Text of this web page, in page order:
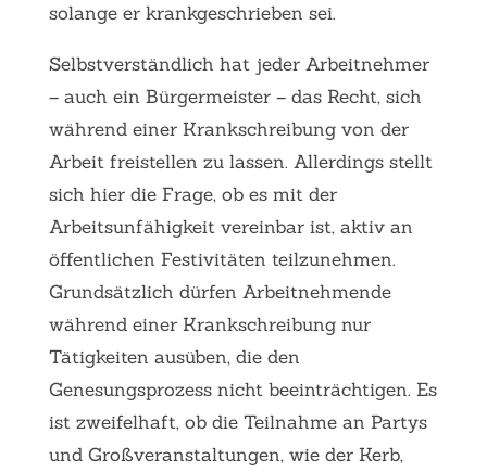
solange er krankgeschrieben sei.
Selbstverständlich hat jeder Arbeitnehmer
– auch ein Bürgermeister – das Recht, sich
während einer Krankschreibung von der
Arbeit freistellen zu lassen. Allerdings stellt
sich hier die Frage, ob es mit der
Arbeitsunfähigkeit vereinbar ist, aktiv an
öffentlichen Festivitäten teilzunehmen.
Grundsätzlich dürfen Arbeitnehmende
während einer Krankschreibung nur
Tätigkeiten ausüben, die den
Genesungsprozess nicht beeinträchtigen. Es
ist zweifelhaft, ob die Teilnahme an Partys
und Großveranstaltungen, wie der Kerb,